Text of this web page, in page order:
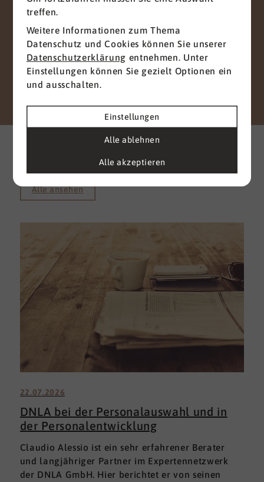
vertraulich behandelt. Wir garantieren, dass Ihre
weitergegeben, verkauft oder anderweitig
missbraucht werden.
Vielen Dank für Ihr Vertrauen.
Weitere interessante News
aus der Branche
Alle ansehen
22.07.2026
DNLA bei der Personalauswahl und in
der Personalentwicklung
Claudio Alessio ist ein sehr erfahrener Berater
und langjähriger Partner im Expertennetzwerk
der DNLA GmbH. Hier berichtet er von seinen
treffen.
Weitere Informationen zum Thema
Datenschutz und Cookies können Sie unserer
Datenschutzerklärung entnehmen. Unter
Einstellungen können Sie gezielt Optionen ein
und ausschalten.
Einstellungen
Alle ablehnen
Alle akzeptieren